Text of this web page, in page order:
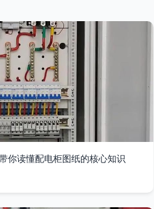
你读懂配电柜图纸的核心知识